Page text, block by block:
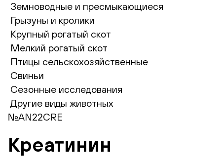
Земноводные и пресмыкающиеся
Грызуны и кролики
Крупный рогатый скот
Мелкий рогатый скот
Птицы сельскохозяйственные
Свиньи
Сезонные исследования
Другие виды животных
№AN22CRE
Креатинин